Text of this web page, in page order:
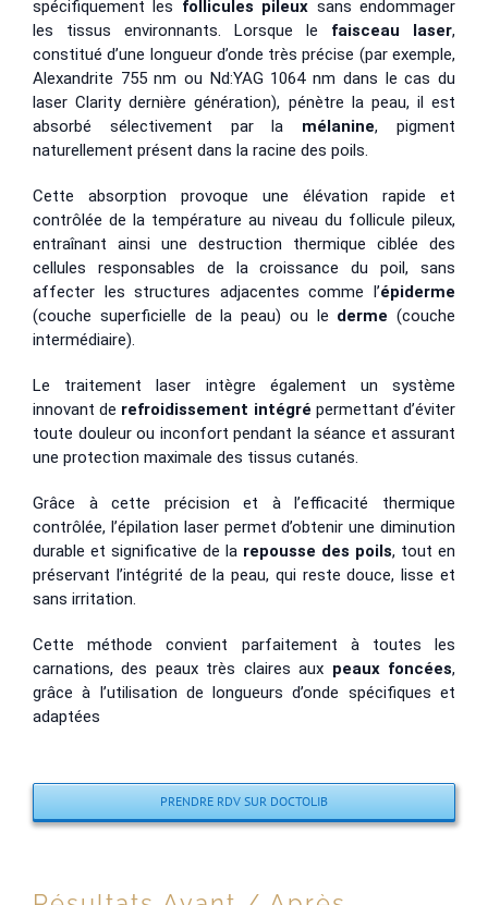
spécifiquement les follicules pileux sans endommager
les tissus environnants. Lorsque le faisceau laser,
constitué d’une longueur d’onde très précise (par exemple,
Alexandrite 755 nm ou Nd:YAG 1064 nm dans le cas du
laser Clarity dernière génération), pénètre la peau, il est
absorbé sélectivement par la mélanine, pigment
naturellement présent dans la racine des poils.
Cette absorption provoque une élévation rapide et
contrôlée de la température au niveau du follicule pileux,
entraînant ainsi une destruction thermique ciblée des
cellules responsables de la croissance du poil, sans
affecter les structures adjacentes comme l’épiderme
(couche superficielle de la peau) ou le derme (couche
intermédiaire).
Le traitement laser intègre également un système
innovant de refroidissement intégré permettant d’éviter
toute douleur ou inconfort pendant la séance et assurant
une protection maximale des tissus cutanés.
Grâce à cette précision et à l’efficacité thermique
contrôlée, l’épilation laser permet d’obtenir une diminution
durable et significative de la repousse des poils, tout en
préservant l’intégrité de la peau, qui reste douce, lisse et
sans irritation.
Cette méthode convient parfaitement à toutes les
carnations, des peaux très claires aux peaux foncées,
grâce à l’utilisation de longueurs d’onde spécifiques et
adaptées
PRENDRE RDV SUR DOCTOLIB